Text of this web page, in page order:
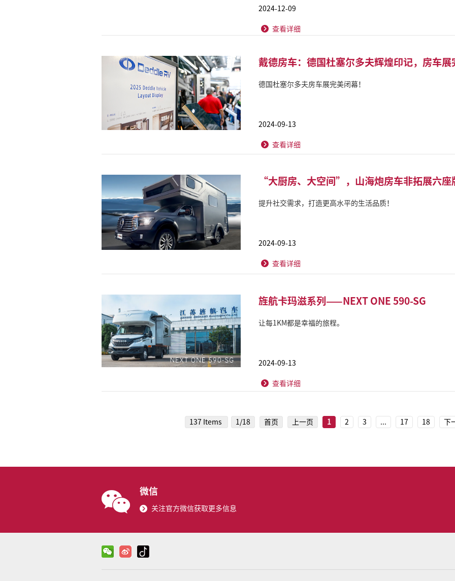
2024-12-09
查看详细
戴德房车：德国杜塞尔多夫辉煌印记，房车展
德国杜塞尔多夫房车展完美闭幕！
2024-09-13
查看详细
“大厨房、大空间”，山海炮房车非拓展六座
提升社交需求，打造更高水平的生活品质！
2024-09-13
查看详细
旌航卡玛滋系列——NEXT ONE 590-SG
让每1KM都是幸福的旅程。
2024-09-13
查看详细
137 Items 1/18 首页 上一页 1 2 3 ... 17 18 下
微信
关注官方微信获取更多信息